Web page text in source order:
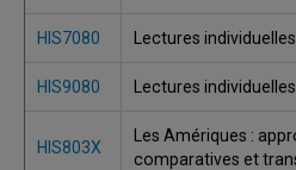
HIS7080 Lectures
HIS9080 Lectures
HIS803X
Les Amériques :
comparatives et